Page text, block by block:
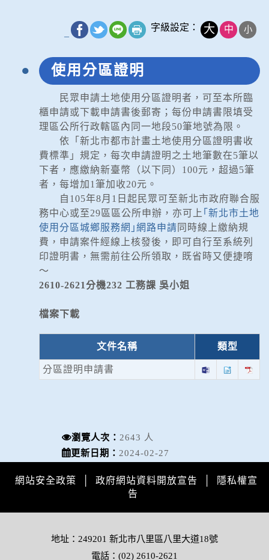
字級設定： 大 中 小
使用分區證明
民眾申請土地使用分區證明者，可至本所臨
櫃申請或下載申請書後郵寄；每份申請書限填受
理區公所行政轄區內同一地段50筆地號為限。
依「新北市都市計畫土地使用分區證明書收
費標準」規定，每次申請證明之土地筆數在5筆以
下者，應繳納新臺幣（以下同）100元，超過5筆
者，每增加1筆加收20元。
自105年8月1日起民眾可至新北市政府聯合服
務中心或至29區區公所申辦，亦可上 ｢新北市土地
使用分區城鄉服務網｣網路申請 同時線上繳納規
費，申請案件經線上核發後，即可自行至系統列
印證明書，無需前往公所領取，既省時又便捷唷
～
2610-2621分機232 工務課 吳小姐
檔案下載
文件名稱 類型
分區證明申請書
瀏覽人次： 2643 人
更新日期： 2024-02-27
網站安全政策 政府網站資料開放宣告
隱私權宣
告
地址：249201 新北市八里區八里大道18號
電話：(02) 2610-2621